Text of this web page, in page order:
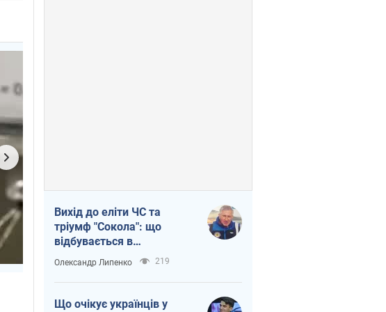
Вихід до еліти ЧС та
тріумф "Сокола": що
відбувається в
українському хокеї
Олександр Липенко 219
Що очікує українців у